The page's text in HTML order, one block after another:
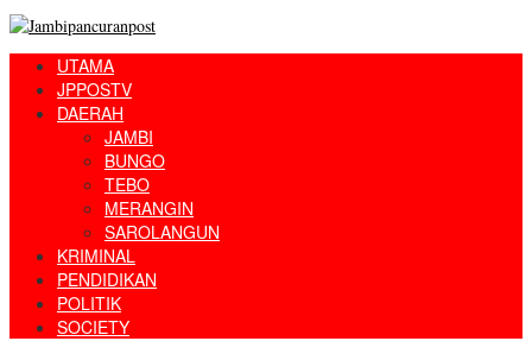
UTAMA
JPPOSTV
DAERAH
JAMBI
BUNGO
TEBO
MERANGIN
SAROLANGUN
KRIMINAL
PENDIDIKAN
POLITIK
SOCIETY